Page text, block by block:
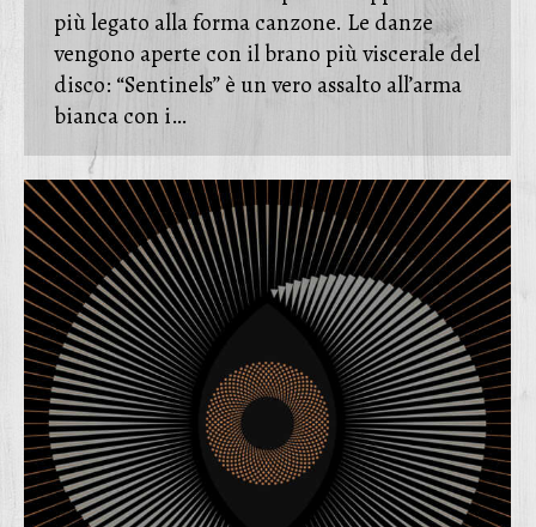
più legato alla forma canzone. Le danze
vengono aperte con il brano più viscerale del
disco: “Sentinels” è un vero assalto all’arma
bianca con i…